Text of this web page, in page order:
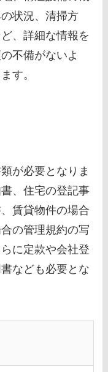
状況、清掃方
、詳細な情報を
不備がないよ
す。
が必要となりま
、住宅の登記事
賃貸物件の場合
の管理規約の写
に定款や会社登
なども必要とな